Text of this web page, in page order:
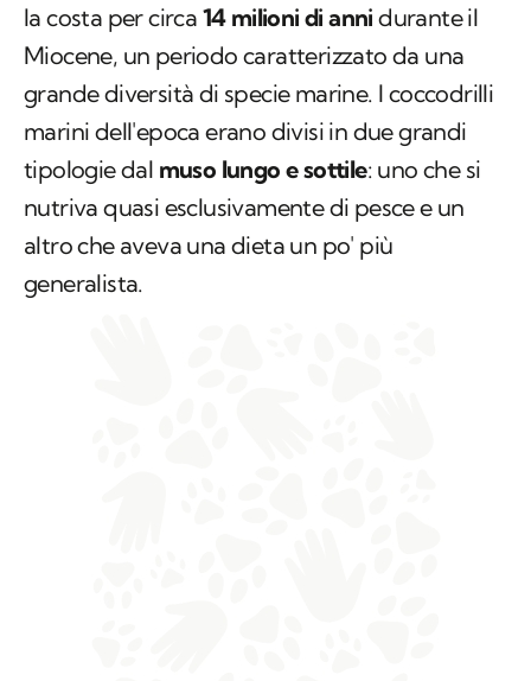
la costa per circa 14 milioni di anni durante il
Miocene, un periodo caratterizzato da una
grande diversità di specie marine. I coccodrilli
marini dell'epoca erano divisi in due grandi
tipologie dal muso lungo e sottile: uno che si
nutriva quasi esclusivamente di pesce e un
altro che aveva una dieta un po' più
generalista.